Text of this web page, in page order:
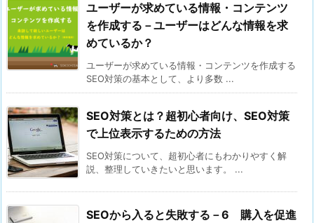
ユーザーが求めている情報・コンテンツ
を作成する－ユーザーはどんな情報を求
めているか？
ユーザーが求めている情報・コンテンツを作成する
SEO対策の基本として、より多数 ...
SEO対策とは？超初心者向け、SEO対策
で上位表示するための方法
SEO対策について、超初心者にもわかりやすく解
説、整理していきたいと思います。 ...
SEOから入ると失敗する－6 購入を促進